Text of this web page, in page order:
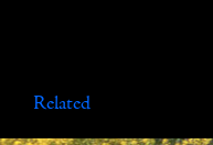
Related